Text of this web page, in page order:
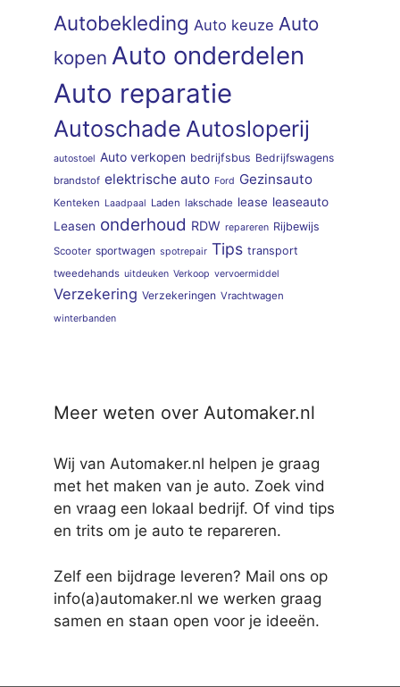
Autobekleding Auto keuze Auto
kopen Auto onderdelen
Auto reparatie
Autoschade Autosloperij
autostoel Auto verkopen bedrijfsbus Bedrijfswagens
brandstof elektrische auto Ford Gezinsauto
Kenteken Laadpaal Laden lakschade lease leaseauto
Leasen onderhoud RDW repareren Rijbewijs
Scooter sportwagen spotrepair Tips transport
tweedehands uitdeuken Verkoop vervoermiddel
Verzekering Verzekeringen Vrachtwagen
winterbanden
Meer weten over Automaker.nl
Wij van Automaker.nl helpen je graag
met het maken van je auto. Zoek vind
en vraag een lokaal bedrijf. Of vind tips
en trits om je auto te repareren.
Zelf een bijdrage leveren? Mail ons op
info(a)automaker.nl we werken graag
samen en staan open voor je ideeën.